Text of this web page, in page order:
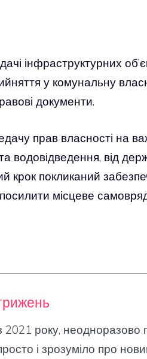
інфраструктурних
у комунальну
документи.
прав власності на
водовідведення, від
крок покликаний
місцеве
2021 року, неодноразово
і зрозуміло про